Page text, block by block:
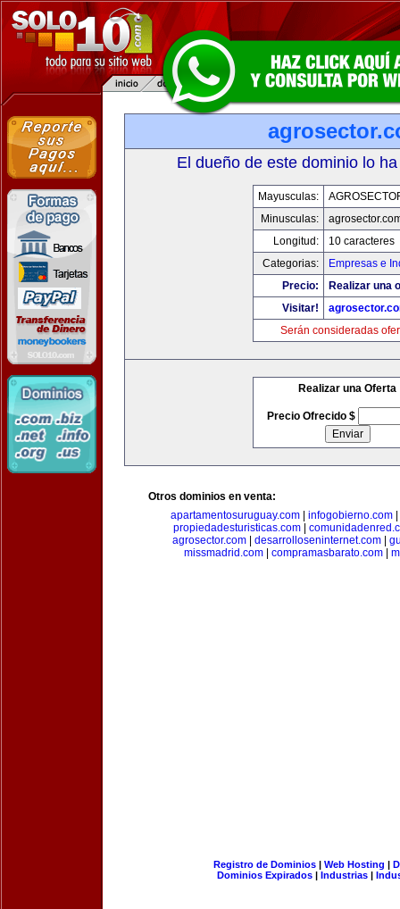
El dueño de este dominio lo
Mayusculas:
Minusculas:
Longitud:
10 caracteres
Categorias:
Empresas e
Precio:
Realizar una
Visitar!
Serán consideradas
Realizar una Oferta
Precio Ofrecido $
Otros dominios en venta:
apartamentosuruguay.com
infogobierno.com
propiedadesturisticas.com|
agrosector.com
desarrolloseninternet.com
missmadrid.com| compramasbarato.com|
Registro de Dominios| Web Hosting |
Dominios Expirados | Industrias |